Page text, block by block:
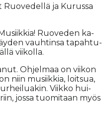
ja Ku­rus­sa
Ruo­ve­den ka­
vauh­tin­sa ta­pah­tu­
vii­kol­la.
Oh­jel­maa on vii­kon
niin mu­siik­kia, loit­sua,
Viik­ko hui­
jos­sa tuo­mi­taan myös